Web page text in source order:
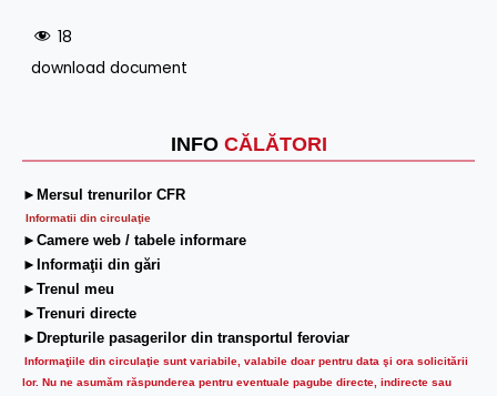
INFO CĂLĂTORI
►Mersul trenurilor CFR
Informatii din circulaţie
►Camere web / tabele informare
►Informaţii din gări
►Trenul meu
►Trenuri directe
►Drepturile pasagerilor din transportul feroviar
Informaţiile din circulaţie sunt variabile, valabile doar pentru data şi ora solicitării
lor. Nu ne asumăm răspunderea pentru eventuale pagube directe, indirecte sau
18
download document